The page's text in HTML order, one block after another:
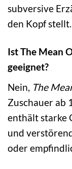
subversive
den Kopf stellt.
Ist The Mean
geeignet?
Nein, The
Zuschauer ab
enthält starke
und
oder